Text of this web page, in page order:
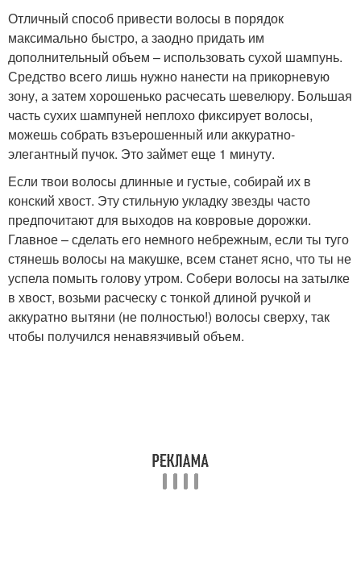
Отличный способ привести волосы в порядок
максимально быстро, а заодно придать им
дополнительный объем – использовать сухой шампунь.
Средство всего лишь нужно нанести на прикорневую
зону, а затем хорошенько расчесать шевелюру. Большая
часть сухих шампуней неплохо фиксирует волосы,
можешь собрать взъерошенный или аккуратно-
элегантный пучок. Это займет еще 1 минуту.
Если твои волосы длинные и густые, собирай их в
конский хвост. Эту стильную укладку звезды часто
предпочитают для выходов на ковровые дорожки.
Главное – сделать его немного небрежным, если ты туго
стянешь волосы на макушке, всем станет ясно, что ты не
успела помыть голову утром. Собери волосы на затылке
в хвост, возьми расческу с тонкой длиной ручкой и
аккуратно вытяни (не полностью!) волосы сверху, так
чтобы получился ненавязчивый объем.